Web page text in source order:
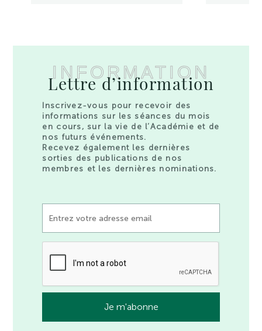
INFORMATION
Lettre d’information
Inscrivez-vous pour recevoir des
informations sur les séances du mois
en cours, sur la vie de l’Académie et de
nos futurs événements.
Recevez également les dernières
sorties des publications de nos
membres et les dernières nominations.